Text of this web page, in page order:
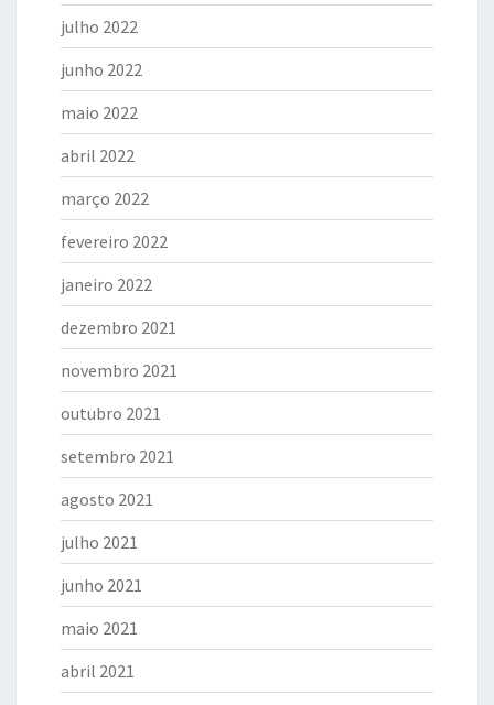
julho 2022
junho 2022
maio 2022
abril 2022
março 2022
fevereiro 2022
janeiro 2022
dezembro 2021
novembro 2021
outubro 2021
setembro 2021
agosto 2021
julho 2021
junho 2021
maio 2021
abril 2021